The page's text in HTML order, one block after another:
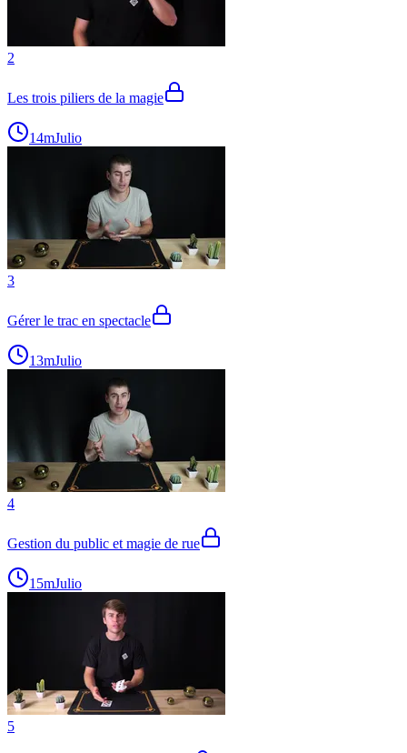
2
Les trois piliers de la magie
14mJulio
3
Gérer le trac en spectacle
13mJulio
4
Gestion du public et magie de rue
15mJulio
5